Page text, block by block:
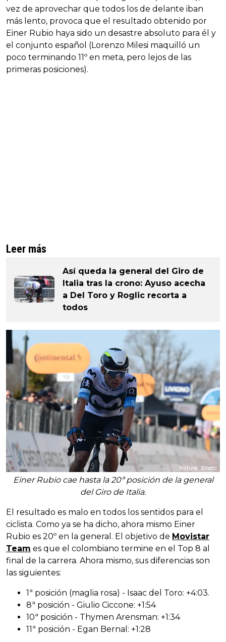
vez de aprovechar que todos los de delante iban
más lento, provoca que el resultado obtenido por
Einer Rubio haya sido un desastre absoluto para él y
el conjunto español (Lorenzo Milesi maquilló un
poco terminando 11º en meta, pero lejos de las
primeras posiciones).
Leer más
Así queda la general del Giro de
Italia tras la crono: Ayuso acecha
a Del Toro y Roglic recorta a
todos
Einer Rubio cae hasta la 20ª posición de la general
del Giro de Italia.
El resultado es malo en todos los sentidos para el
ciclista. Como ya se ha dicho, ahora mismo Einer
Rubio es 20º en la general. El objetivo de Movistar
Team es que el colombiano termine en el Top 8 al
final de la carrera. Ahora mismo, sus diferencias son
las siguientes:
1ª posición (maglia rosa) - Isaac del Toro: +4:03.
8ª posición - Giulio Ciccone: +1:54
10ª posición - Thymen Arensman: +1:34
11ª posición - Egan Bernal: +1:28